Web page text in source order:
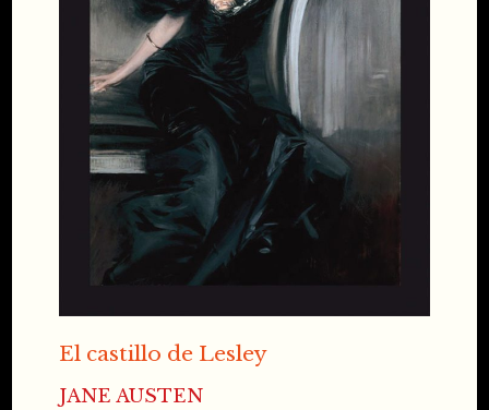
El castillo de Lesley
JANE AUSTEN